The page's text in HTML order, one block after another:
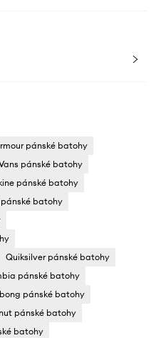
pánské batohy
pánské batohy
pánské batohy
pánské batohy
Quiksilver pánské batohy
pánské batohy
pánské batohy
pánské batohy
batohy